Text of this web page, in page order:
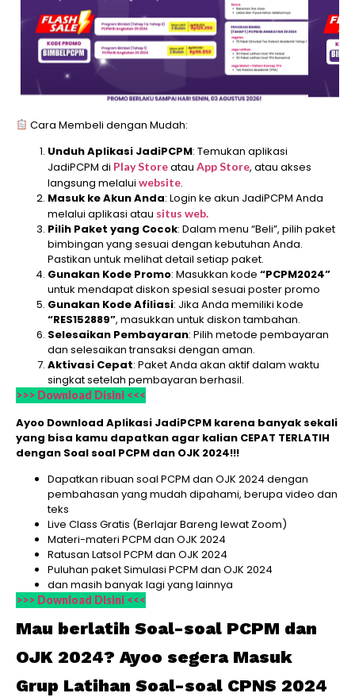
Cara Membeli dengan Mudah:
Unduh Aplikasi JadiPCPM: Temukan aplikasi
JadiPCPM di Play Storeatau App Store, atau akses
langsung melalui website.
Masuk ke Akun Anda: Login ke akun JadiPCPM Anda
melalui aplikasi atau situs web.
Pilih Paket yang Cocok: Dalam menu “Beli”, pilih paket
bimbingan yang sesuai dengan kebutuhan Anda.
Pastikan untuk melihat detail setiap paket.
Gunakan Kode Promo: Masukkan kode “PCPM2024”
untuk mendapat diskon spesial sesuai poster promo
Gunakan Kode Afiliasi: Jika Anda memiliki kode
“RES152889”, masukkan untuk diskon tambahan.
Selesaikan Pembayaran: Pilih metode pembayaran
dan selesaikan transaksi dengan aman.
Aktivasi Cepat: Paket Anda akan aktif dalam waktu
singkat setelah pembayaran berhasil.
>>> Download Disini <<<
Ayoo Download Aplikasi JadiPCPM karena banyak sekali
yang bisa kamu dapatkan agar kalian CEPAT TERLATIH
dengan Soal soal PCPM dan OJK 2024!!!
Dapatkan ribuan soal PCPM dan OJK 2024 dengan
pembahasan yang mudah dipahami, berupa video dan
teks
Live Class Gratis (Berlajar Bareng lewat Zoom)
Materi-materi PCPM dan OJK 2024
Ratusan Latsol PCPM dan OJK 2024
Puluhan paket Simulasi PCPM dan OJK 2024
dan masih banyak lagi yang lainnya
>>> Download Disini <<<
Mau berlatih Soal-soal PCPM dan
OJK 2024? Ayoo segera Masuk
Grup Latihan Soal-soal CPNS 2024